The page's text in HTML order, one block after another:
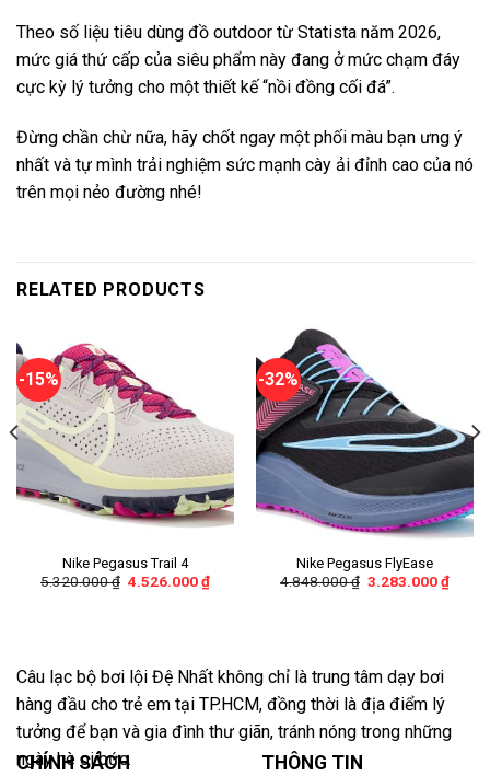
Theo số liệu tiêu dùng đồ outdoor từ Statista năm 2026,
mức giá thứ cấp của siêu phẩm này đang ở mức chạm đáy
cực kỳ lý tưởng cho một thiết kế “nồi đồng cối đá”.
Đừng chần chừ nữa, hãy chốt ngay một phối màu bạn ưng ý
nhất và tự mình trải nghiệm sức mạnh cày ải đỉnh cao của nó
trên mọi nẻo đường nhé!
RELATED PRODUCTS
-15%
Nike Pegasus Trail 4
5.320.000₫ 4.526.000₫
-32%
Nike Pegasus FlyEase
4.848.000₫ 3.283.000₫
Câu lạc bộ bơi lội Đệ Nhất không chỉ là trung tâm dạy bơi
hàng đầu cho trẻ em tại TP.HCM, đồng thời là địa điểm lý
tưởng để bạn và gia đình thư giãn, tránh nóng trong những
ngày hè oi bức.
CHÍNH SÁCH THÔNG TIN